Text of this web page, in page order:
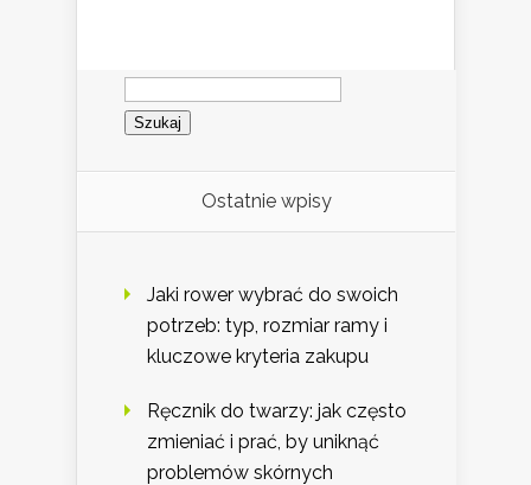
Szukaj:
Ostatnie wpisy
Jaki rower wybrać do swoich
potrzeb: typ, rozmiar ramy i
kluczowe kryteria zakupu
Ręcznik do twarzy: jak często
zmieniać i prać, by uniknąć
problemów skórnych